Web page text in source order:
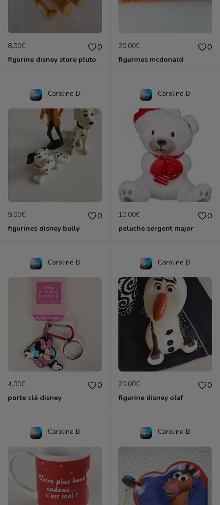
8.00€ 0
figurine disney store pluto
20.00€ 0
figurines mcdonald
Caroline B
9.00€ 0
figurines disney bully
Caroline B
10.00€ 0
peluche sergent major
Caroline B
4.00€ 0
porte clé disney
Caroline B
20.00€ 0
figurine disney olaf
Caroline B Caroline B